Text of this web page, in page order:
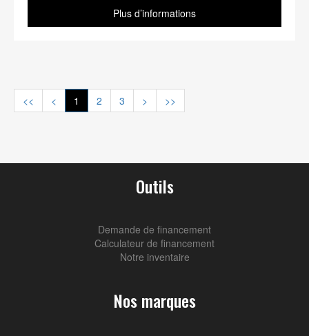
Plus d’informations
<< < 1 2 3 > >>
Outils
Demande de financement
Calculateur de financement
Notre inventaire
Nos marques